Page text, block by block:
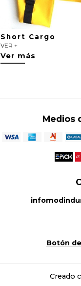
Short Cargo
VER +
Ver más
Medios
Botón
Creado